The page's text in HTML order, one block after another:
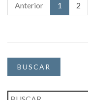
Anterior 1 2
BUSCAR